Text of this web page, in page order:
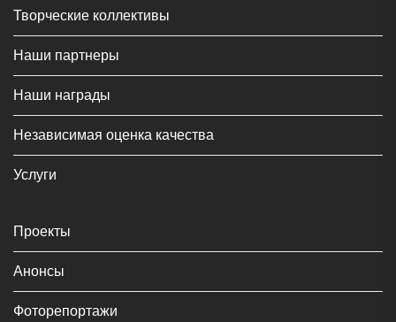
Творческие коллективы
Наши партнеры
Наши награды
Независимая оценка качества
Услуги
Проекты
Анонсы
Фоторепортажи